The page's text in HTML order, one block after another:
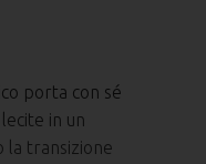
porta con sé
in un
la transizione